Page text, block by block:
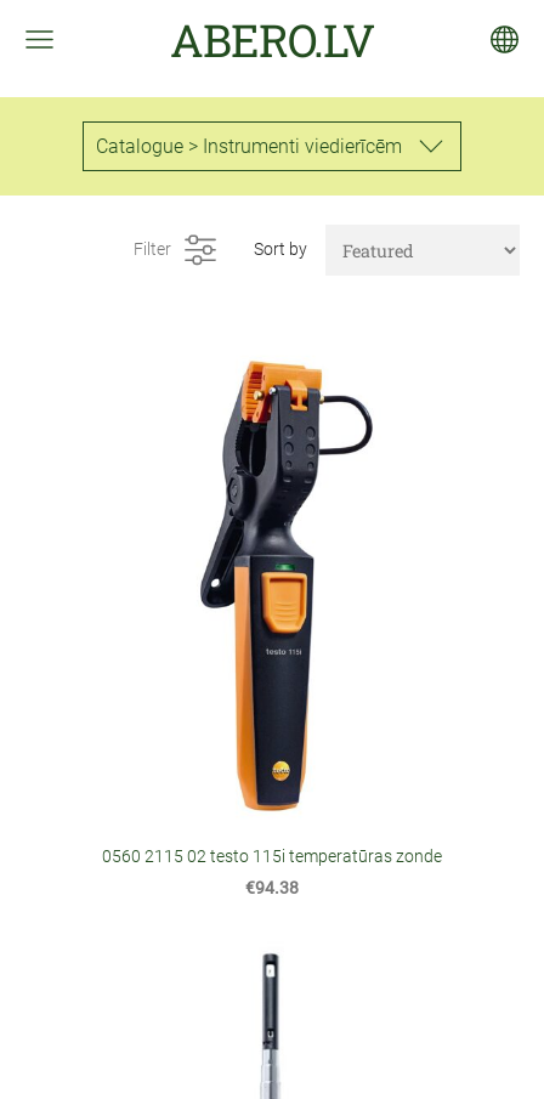
ABERO.LV
Catalogue > Instrumenti viedierīcēm
Filter Sort by
0560 2115 02 testo 115i temperatūras zonde
€94.38